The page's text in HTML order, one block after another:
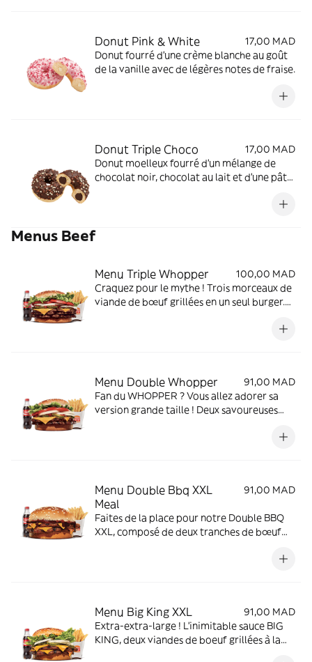
Donut Pink & White
17,00 MAD
Donut fourré d’une crème blanche au goût
de la vanille avec de légères notes de fraise.
Donut Triple Choco
17,00 MAD
Donut moelleux fourré d’un mélange de
chocolat noir, chocolat au lait et d’une pâte
Menus Beef
Menu Triple Whopper
100,00 MAD
Craquez pour le mythe ! Trois morceaux de
viande de bœuf grillées en un seul burger.
Menu Double Whopper
91,00 MAD
Fan du WHOPPER ? Vous allez adorer sa
version grande taille ! Deux savoureuses
Menu Double Bbq XXL
Meal
91,00 MAD
Faites de la place pour notre Double BBQ
XXL, composé de deux tranches de bœuf
sauce barbecue et de fromage fondu. Aux
Menu Big King XXL
91,00 MAD
Extra-extra-large ! L'inimitable sauce BIG
KING, deux viandes de boeuf grillées à la